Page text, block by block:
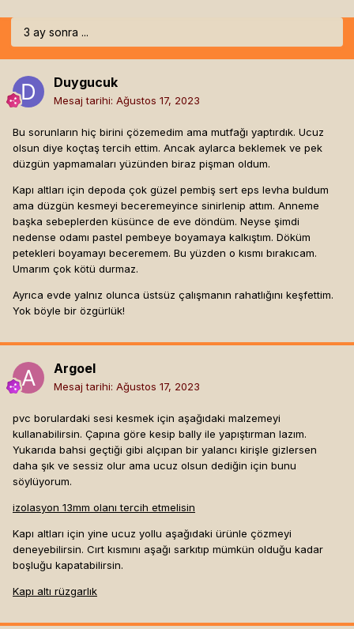
3 ay sonra ...
Duygucuk
Mesaj tarihi: Ağustos 17, 2023
Bu sorunların hiç birini çözemedim ama mutfağı yaptırdık. Ucuz
olsun diye koçtaş tercih ettim. Ancak aylarca beklemek ve pek
düzgün yapmamaları yüzünden biraz pişman oldum.
Kapı altları için depoda çok güzel pembiş sert eps levha buldum
ama düzgün kesmeyi beceremeyince sinirlenip attım. Anneme
başka sebeplerden küsünce de eve döndüm. Neyse şimdi
nedense odamı pastel pembeye boyamaya kalkıştım. Döküm
petekleri boyamayı beceremem. Bu yüzden o kısmı bırakıcam.
Umarım çok kötü durmaz.
Ayrıca evde yalnız olunca üstsüz çalışmanın rahatlığını keşfettim.
Yok böyle bir özgürlük!
Argoel
Mesaj tarihi: Ağustos 17, 2023
pvc borulardaki sesi kesmek için aşağıdaki malzemeyi
kullanabilirsin. Çapına göre kesip bally ile yapıştırman lazım.
Yukarıda bahsi geçtiği gibi alçıpan bir yalancı kirişle gizlersen
daha şık ve sessiz olur ama ucuz olsun dediğin için bunu
söylüyorum.
izolasyon 13mm olanı tercih etmelisin
Kapı altları için yine ucuz yollu aşağıdaki ürünle çözmeyi
deneyebilirsin. Cırt kısmını aşağı sarkıtıp mümkün olduğu kadar
boşluğu kapatabilirsin.
Kapı altı rüzgarlık